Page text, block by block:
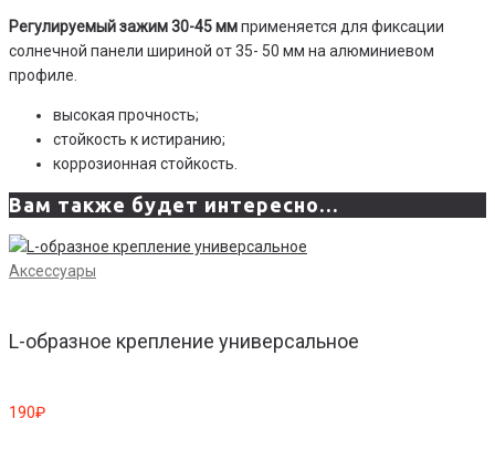
Регулируемый зажим 30-45 ммприменяется для фиксации
солнечной панели шириной от 35- 50 мм на алюминиевом
профиле.
высокая прочность;
стойкость к истиранию;
коррозионная стойкость.
Вам также будет интересно…
Аксессуары
L-образное крепление универсальное
190₽